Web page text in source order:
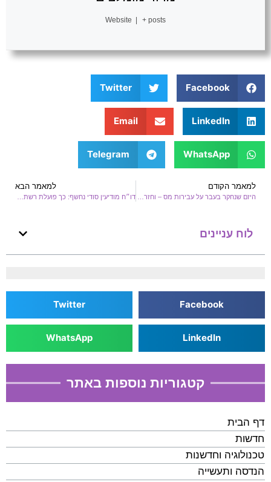
Website | + posts
Facebook
Twitter
LinkedIn
Email
WhatsApp
Telegram
למאמר הקודם למאמר הבא
לוח עניינים
Facebook
Twitter
LinkedIn
WhatsApp
קטגוריות נוספות באתר
דף הבית
חדשות
טכנולוגיה וחדשנות
הנדסה ותעשייה